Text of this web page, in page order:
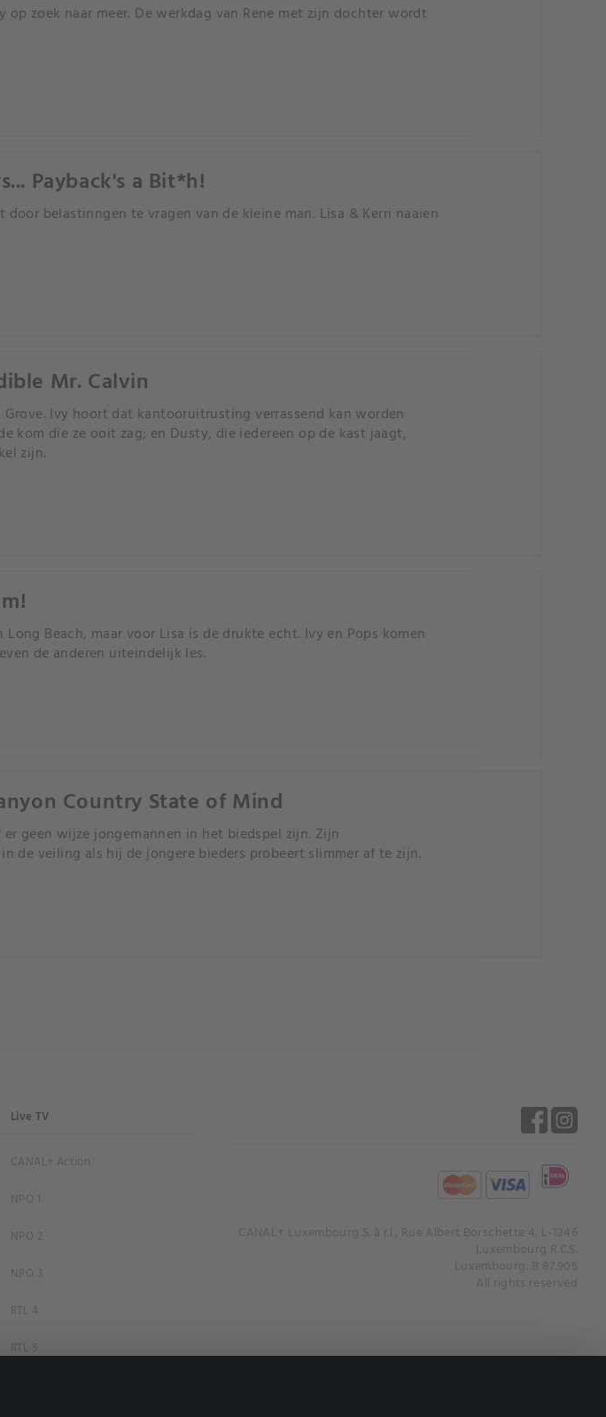
op zoek naar meer. De werkdag van Rene met zijn dochter wordt
Payback's a Bit*h!
belastinngen te vragen van de kleine man. Lisa & Kerri naaien
Mr. Calvin
Ivy hoort dat kantooruitrusting verrassend kan worden
kom die ze ooit zag; en Dusty, die iedereen op de kast jaagt,
zijn.
Beach, maar voor Lisa is de drukte echt. Ivy en Pops komen
de anderen uiteindelijk les.
Country State of Mind
geen wijze jongemannen in het biedspel zijn. Zijn
de veiling als hij de jongere bieders probeert slimmer af te zijn.
Live TV
CANAL+ Action
NPO 1
NPO 2
NPO 3
RTL 4
RTL 5
CANAL+ Luxembourg S. à r.l., Rue Albert Borschette 4, L-1246
Luxembourg R.C.S.
Luxembourg: B 87.905
All rights reserved